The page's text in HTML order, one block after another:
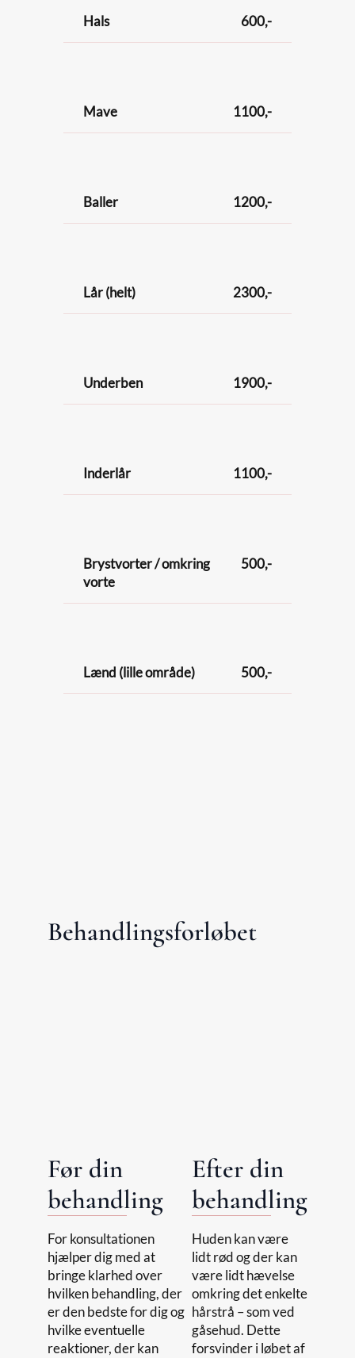
Hals 600,-
Mave 1100,-
Baller 1200,-
Lår (helt) 2300,-
Underben 1900,-
Inderlår 1100,-
Brystvorter / omkring
vorte
500,-
Lænd (lille område) 500,-
Behandlingsforløbet
Før din
behandling
For konsultationen
hjælper dig med at
bringe klarhed over
hvilken behandling, der
er den bedste for dig og
hvilke eventuelle
reaktioner, der kan
Efter din
behandling
Huden kan være
lidt rød og der kan
være lidt hævelse
omkring det enkelte
hårstrå – som ved
gåsehud. Dette
forsvinder i løbet af